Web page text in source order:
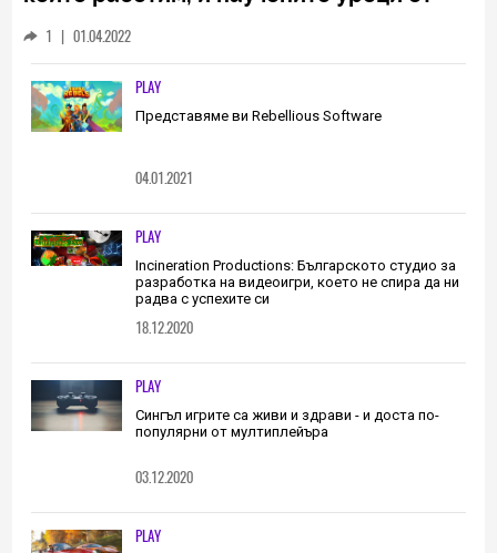
трябва да извървим като екип
1 | 01.04.2022
PLAY
Представяме ви Rebellious Software
04.01.2021
PLAY
Incineration Productions: Българското студио за
разработка на видеоигри, което не спира да ни
радва с успехите си
18.12.2020
PLAY
Сингъл игрите са живи и здрави - и доста по-
популярни от мултиплейъра
03.12.2020
PLAY